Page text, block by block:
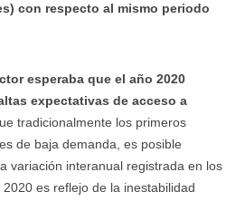
con respecto al mismo periodo
esperaba que el año 2020
expectativas de acceso a
tradicionalmente los primeros
de baja demanda, es posible
variación interanual registrada en los
es reflejo de la inestabilidad